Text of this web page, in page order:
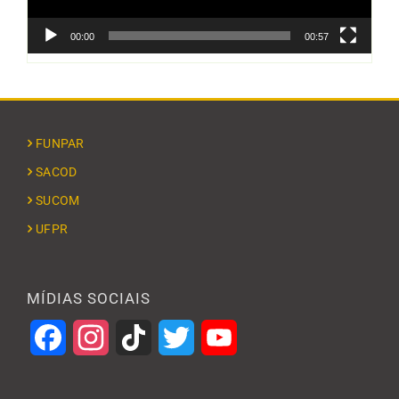
00:00 00:57
FUNPAR
SACOD
SUCOM
UFPR
MÍDIAS SOCIAIS
FacebookInstagramTikTok Twitter